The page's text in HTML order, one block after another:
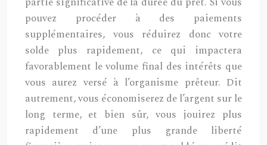
pouvez procéder à des paiements
supplémentaires, vous réduirez donc votre
solde plus rapidement, ce qui impactera
favorablement le volume final des intérêts que
vous aurez versé à l’organisme prêteur. Dit
autrement, vous économiserez de l’argent sur le
long terme, et bien sûr, vous jouirez plus
rapidement d’une plus grande liberté